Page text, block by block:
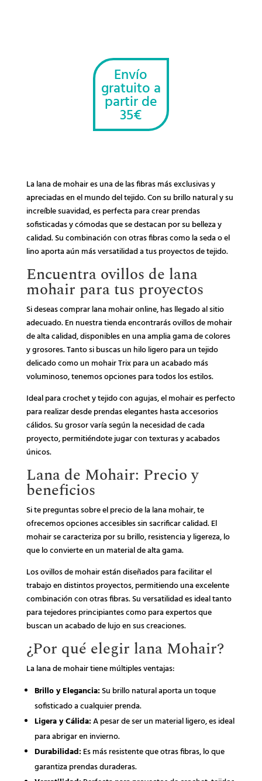
Envío
gratuito a
partir de
35€
La lana de mohair es una de las fibras más exclusivas y
apreciadas en el mundo del tejido. Con su brillo natural y su
increíble suavidad, es perfecta para crear prendas
sofisticadas y cómodas que se destacan por su belleza y
calidad. Su combinación con otras fibras como la seda o el
lino aporta aún más versatilidad a tus proyectos de tejido.
Encuentra ovillos de lana
mohair para tus proyectos
Si deseas comprar lana mohair online, has llegado al sitio
adecuado. En nuestra tienda encontrarás ovillos de mohair
de alta calidad, disponibles en una amplia gama de colores
y grosores. Tanto si buscas un hilo ligero para un tejido
delicado como un mohair Trix para un acabado más
voluminoso, tenemos opciones para todos los estilos.
Ideal para crochet y tejido con agujas, el mohair es perfecto
para realizar desde prendas elegantes hasta accesorios
cálidos. Su grosor varía según la necesidad de cada
proyecto, permitiéndote jugar con texturas y acabados
únicos.
Lana de Mohair: Precio y
beneficios
Si te preguntas sobre el precio de la lana mohair, te
ofrecemos opciones accesibles sin sacrificar calidad. El
mohair se caracteriza por su brillo, resistencia y ligereza, lo
que lo convierte en un material de alta gama.
Los ovillos de mohair están diseñados para facilitar el
trabajo en distintos proyectos, permitiendo una excelente
combinación con otras fibras. Su versatilidad es ideal tanto
para tejedores principiantes como para expertos que
buscan un acabado de lujo en sus creaciones.
¿Por qué elegir lana Mohair?
La lana de mohair tiene múltiples ventajas:
Brillo y Elegancia:Su brillo natural aporta un toque
sofisticado a cualquier prenda.
Ligera y Cálida:A pesar de ser un material ligero, es ideal
para abrigar en invierno.
Durabilidad:Es más resistente que otras fibras, lo que
garantiza prendas duraderas.